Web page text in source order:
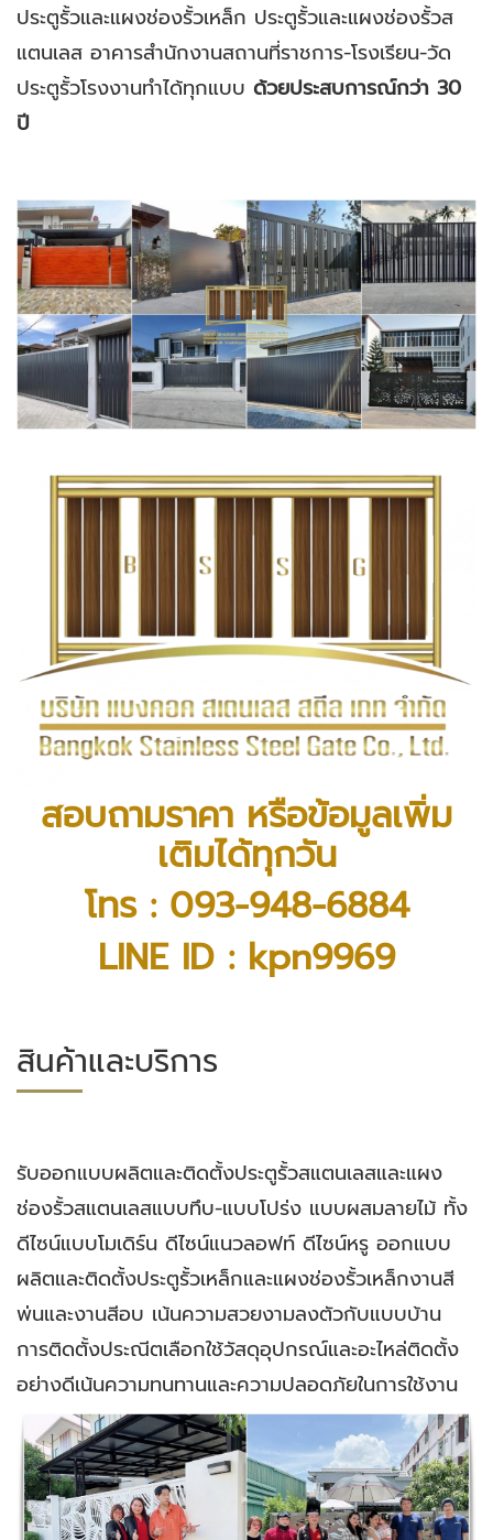
ประตูรั้วและแผงช่องรั้วเหล็ก ประตูรั้วและแผงช่องรั้วส
แตนเลส อาคารสำนักงานสถานที่ราชการ-โรงเรียน-วัด
ประตูรั้วโรงงานทำได้ทุกแบบ ด้วยประสบการณ์กว่า 30
ปี
สอบถามราคา หรือข้อมูลเพิ่ม
เติมได้ทุกวัน
โทร : 093-948-6884
LINE ID : kpn9969
สินค้าและบริการ
รับออกแบบผลิตและติดตั้งประตูรั้วสแตนเลสและแผง
ช่องรั้วสแตนเลสแบบทึบ-แบบโปร่ง แบบผสมลายไม้ ทั้ง
ดีไซน์แบบโมเดิร์น ดีไซน์แนวลอฟท์ ดีไซน์หรู ออกแบบ
ผลิตและติดตั้งประตูรั้วเหล็กและแผงช่องรั้วเหล็กงานสี
พ่นและงานสีอบ เน้นความสวยงามลงตัวกับแบบบ้าน
การติดตั้งประณีตเลือกใช้วัสดุอุปกรณ์และอะไหล่ติดตั้ง
อย่างดีเน้นความทนทานและความปลอดภัยในการใช้งาน